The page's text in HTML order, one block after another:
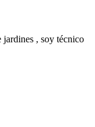
jardines , soy técnico